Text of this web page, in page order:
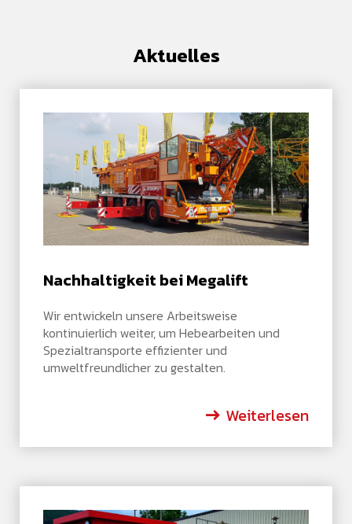
Aktuelles
Nachhaltigkeit bei Megalift
Wir entwickeln unsere Arbeitsweise
kontinuierlich weiter, um Hebearbeiten und
Spezialtransporte effizienter und
umweltfreundlicher zu gestalten.
Weiterlesen